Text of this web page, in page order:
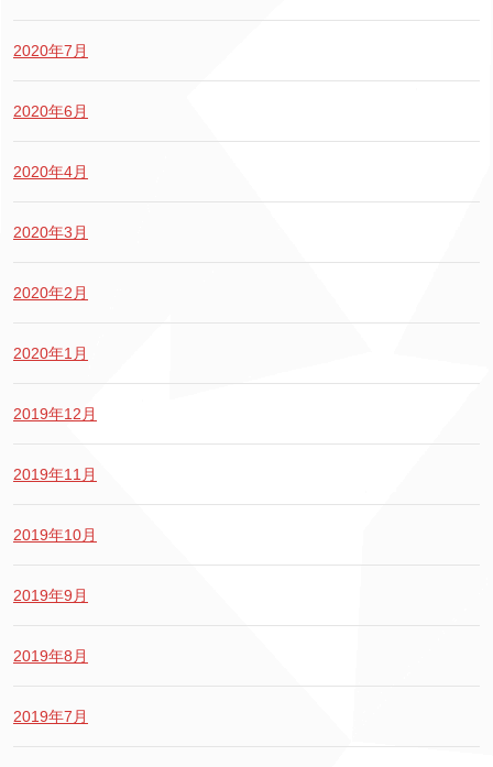
2020年7月
2020年6月
2020年4月
2020年3月
2020年2月
2020年1月
2019年12月
2019年11月
2019年10月
2019年9月
2019年8月
2019年7月